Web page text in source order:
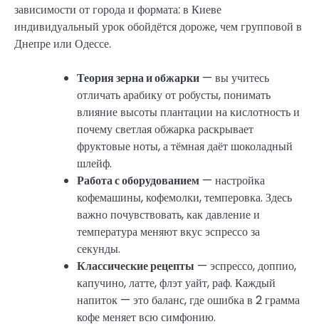
зависимости от города и формата: в Киеве
индивидуальный урок обойдётся дороже, чем групповой в
Днепре или Одессе.
Теория зерна и обжарки — вы учитесь
отличать арабику от робусты, понимать
влияние высоты плантации на кислотность и
почему светлая обжарка раскрывает
фруктовые ноты, а тёмная даёт шоколадный
шлейф.
Работа с оборудованием — настройка
кофемашины, кофемолки, темперовка. Здесь
важно почувствовать, как давление и
температура меняют вкус эспрессо за
секунды.
Классические рецепты — эспрессо, доппио,
капучино, латте, флэт уайт, раф. Каждый
напиток — это баланс, где ошибка в 2 грамма
кофе меняет всю симфонию.